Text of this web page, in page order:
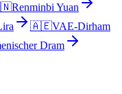
Renminbi Yuan
🇦🇪VAE-Dirham
Dram